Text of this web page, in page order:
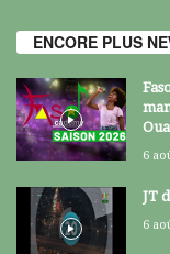
ENCORE PLUS
6
JT
6